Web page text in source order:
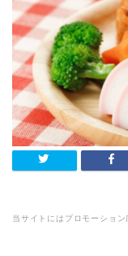
当サイトにはプロモーション